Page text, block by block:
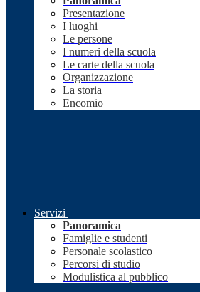
Presentazione
I luoghi
Le persone
I numeri della scuola
Le carte della scuola
Organizzazione
La storia
Encomio
Servizi
Panoramica
Famiglie e studenti
Personale scolastico
Percorsi di studio
Modulistica al pubblico